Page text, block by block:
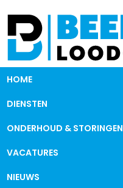
HOME
DIENSTEN
ONDERHOUD & STORINGEN
VACATURES
NIEUWS